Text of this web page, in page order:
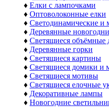
♦ Елки с лампочками
♦ Оптоволоконные елки
♦ Светодинамические и
♦ Деревянные
♦ Светящиеся объёмные
♦ Деревянные горки
♦ Светящиеся картины
♦ Светящиеся домики и
♦ Светящиеся мотивы
♦ Светящиеся елочные
♦ Декоративные лампы
♦ Новогодние